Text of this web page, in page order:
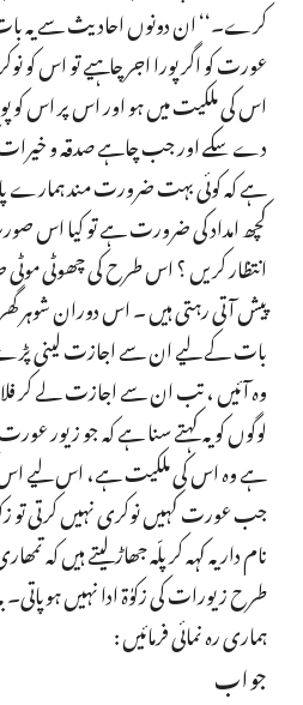
کرے۔‘‘ ان دونوں احادیث سے یہ
عورت کو اگر پورا اجر چاہیے تو اس کو
اس کی ملکیت میں ہو اور اس پر اس کو
دے سکے اور جب چاہے صدقہ و خیرات
ہے کہ کوئی بہت ضرورت مند ہمارے
کچھ امداد کی ضرورت ہے تو کیا اس
انتظار کریں ؟ اس طرح کی چھوٹی موٹی
پیش آتی رہتی ہیں ۔ اس دوران شوہر گھر
بات کے لیے ان سے اجازت لینی پڑے
وہ آئیں ، تب ان سے اجازت لے کر
لوگوں کو یہ کہتے سنا ہے کہ جو زیور
ہے وہ اس کی ملکیت ہے، اس لیے
جب عورت کہیں نوکری نہیں کرتی
نام دار یہ کہہ کر پلّہ جھاڑ لیتے ہیں
طرح زیورات کی زکوٰۃ ادا نہیں
ہماری رہ نمائی فرمائیں :
جواب